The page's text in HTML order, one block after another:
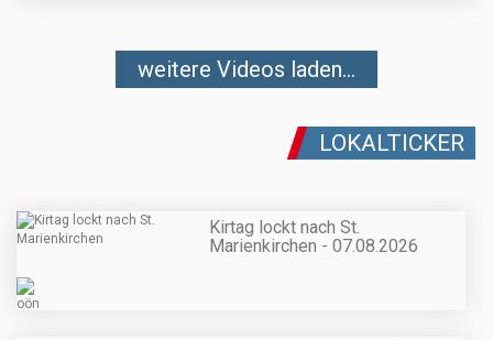
weitere Videos laden...
LOKALTICKER
Kirtag lockt nach St.
Marienkirchen - 07.08.2026